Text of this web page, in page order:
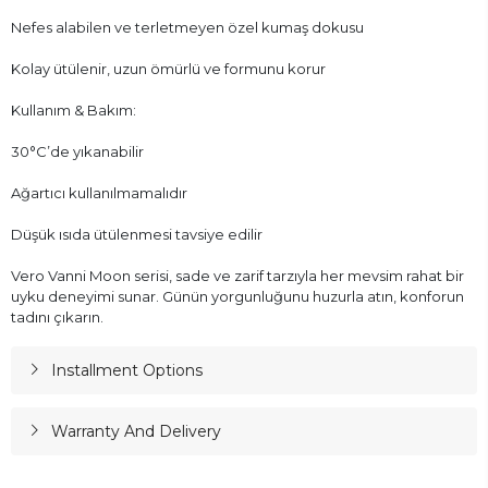
Nefes alabilen ve terletmeyen özel kumaş dokusu
Kolay ütülenir, uzun ömürlü ve formunu korur
Kullanım & Bakım:
30°C’de yıkanabilir
Ağartıcı kullanılmamalıdır
Düşük ısıda ütülenmesi tavsiye edilir
Vero Vanni Moon serisi, sade ve zarif tarzıyla her mevsim rahat bir
uyku deneyimi sunar. Günün yorgunluğunu huzurla atın, konforun
tadını çıkarın.
Installment Options
Warranty And Delivery